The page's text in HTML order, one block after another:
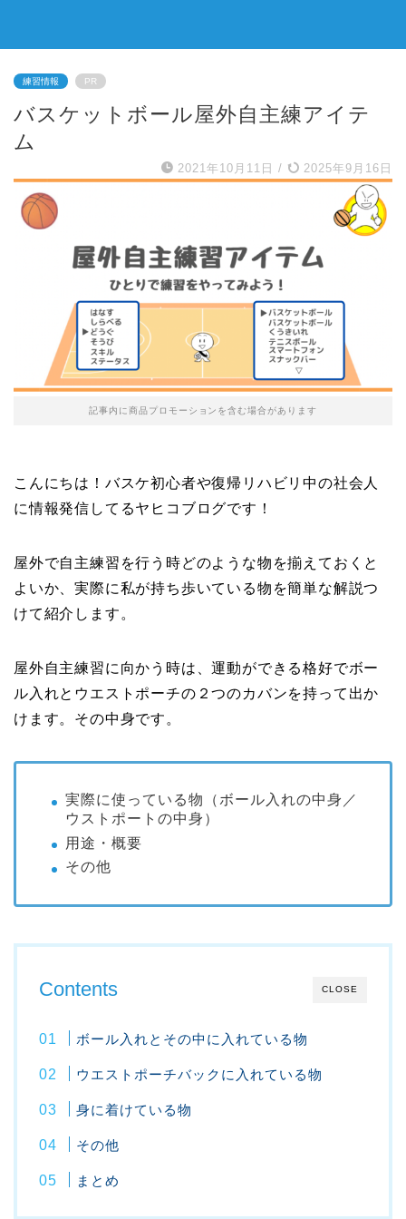
練習情報 PR
バスケットボール屋外自主練アイテ
ム
2021年10月11日 / 2025年9月16日
記事内に商品プロモーションを含む場合があります
こんにちは！バスケ初心者や復帰リハビリ中の社会人
に情報発信してるヤヒコブログです！
屋外で自主練習を行う時どのような物を揃えておくと
よいか、実際に私が持ち歩いている物を簡単な解説つ
けて紹介します。
屋外自主練習に向かう時は、運動ができる格好でボー
ル入れとウエストポーチの２つのカバンを持って出か
けます。その中身です。
実際に使っている物（ボール入れの中身／
ウストポートの中身）
用途・概要
その他
CLOSE
Contents
ボール入れとその中に入れている物
ウエストポーチバックに入れている物
身に着けている物
その他
まとめ